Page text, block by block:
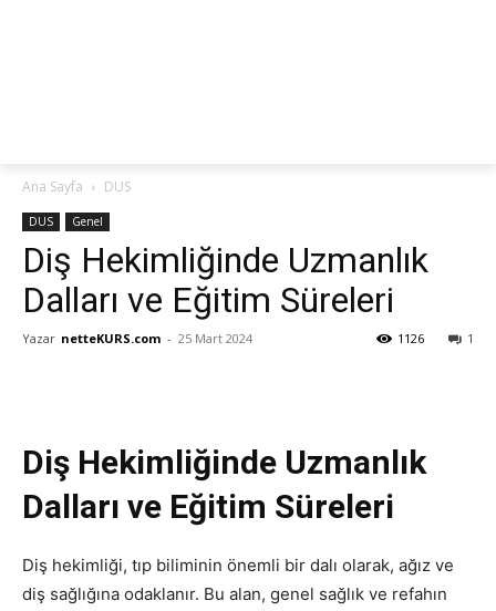
Ana Sayfa DUS
DUS Genel
Diş Hekimliğinde Uzmanlık
Dalları ve Eğitim Süreleri
Yazar netteKURS.com - 25 Mart 2024 1
1126
Diş Hekimliğinde Uzmanlık
Dalları ve Eğitim Süreleri
Diş hekimliği, tıp biliminin önemli bir dalı olarak, ağız ve
diş sağlığına odaklanır. Bu alan, genel sağlık ve refahın